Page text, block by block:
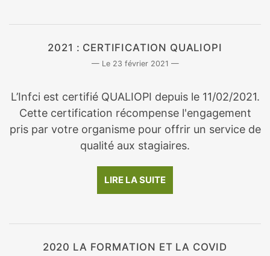
2021 : CERTIFICATION QUALIOPI
23 février 2021
L’Infci est certifié QUALIOPI depuis le 11/02/2021.
Cette certification récompense l'engagement
pris par votre organisme pour offrir un service de
qualité aux stagiaires.
LIRE LA SUITE
2020 LA FORMATION ET LA COVID